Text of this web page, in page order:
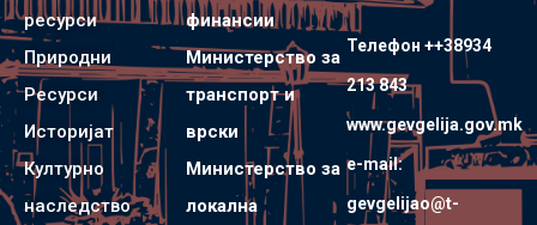
ресурси
Природни
Ресурси
Историјат
Културно
наследство
финансии
Министерство за
транспорт и
врски
Министерство за
локална
Телефон ++38934
213 843
www.gevgelija.gov.mk
e-mail:
gevgelijao@t-